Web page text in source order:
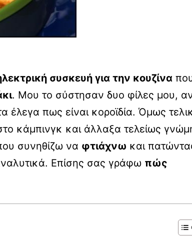
συσκευή για την κουζίνα
. Μου το σύστησαν δυο φίλες μου,
έλεγα πως είναι κοροϊδία. Όμως
κάμπινγκ και άλλαξα τελείως
συνηθίζω να φτιάχνω και
Επίσης σας γράφω πώς